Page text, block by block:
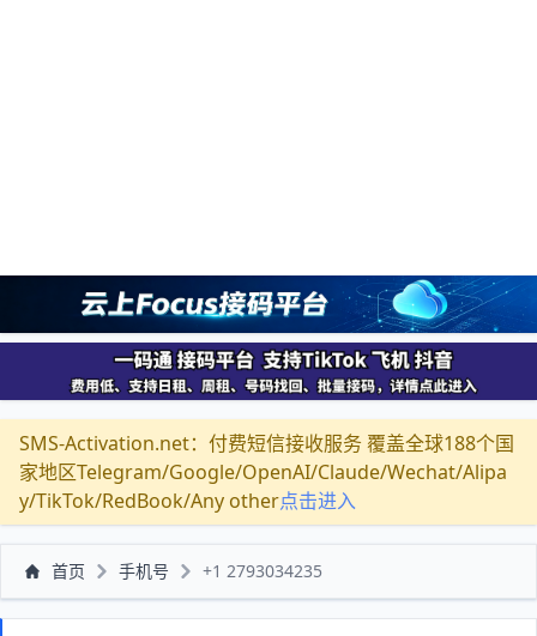
SMS-Activation.net：付费短信接收服务 覆盖全球188个国
家地区Telegram/Google/OpenAI/Claude/Wechat/Alipa
y/TikTok/RedBook/Any other点击进入
首页 手机号 +1 2793034235